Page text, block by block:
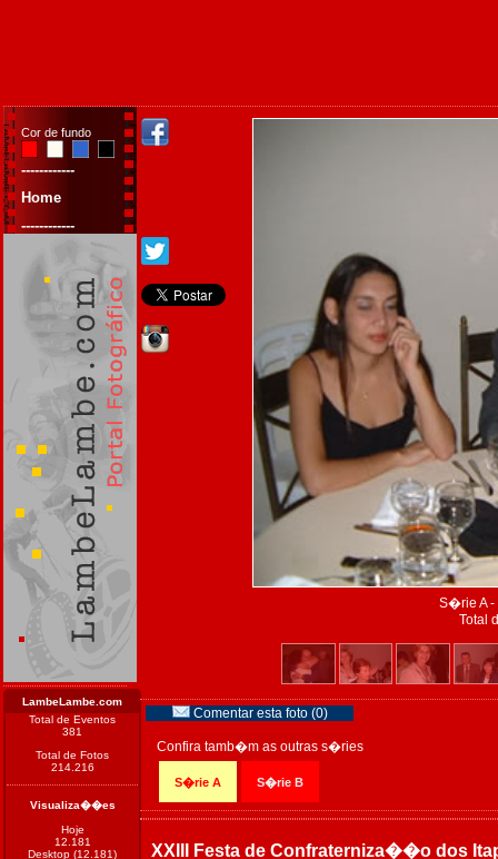
Cor de fundo
------------
Home
------------
LambeLambe.com
Total de Eventos
381
Total de Fotos
214.216
Visualiza��es
Hoje
12.181
Desktop (12.181)
S�rie A -
Total
Comentar esta foto (0)
Confira tamb�m as outras s�ries
S�rie A S�rie B
XXIII Festa de Confraterniza��o dos